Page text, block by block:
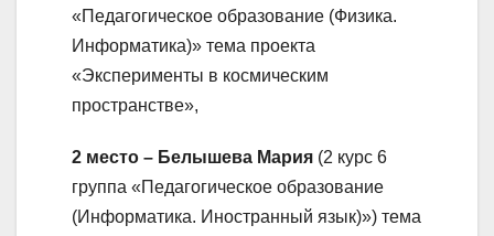
«Педагогическое образование (Физика.
Информатика)» тема проекта
«Эксперименты в космическим
пространстве»,
2 место – Белышева Мария (2 курс 6
группа «Педагогическое образование
(Информатика. Иностранный язык)») тема